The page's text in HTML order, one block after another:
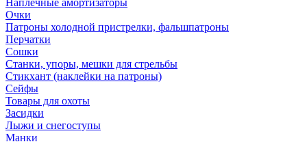
Наплечные амортизаторы
Очки
Патроны холодной пристрелки, фальшпатроны
Перчатки
Сошки
Станки, упоры, мешки для стрельбы
Стикхант (наклейки на патроны)
Сейфы
Товары для охоты
Засидки
Лыжи и снегоступы
Манки